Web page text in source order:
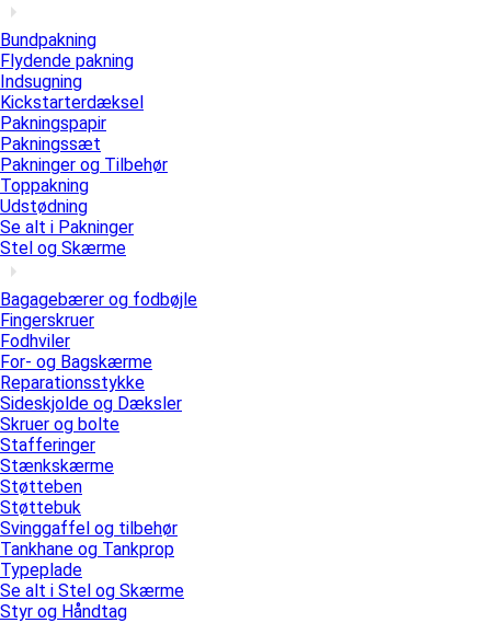
Bundpakning
Flydende pakning
Indsugning
Kickstarterdæksel
Pakningspapir
Pakningssæt
Pakninger og Tilbehør
Toppakning
Udstødning
Se alt i Pakninger
Stel og Skærme
Bagagebærer og fodbøjle
Fingerskruer
Fodhviler
For- og Bagskærme
Reparationsstykke
Sideskjolde og Dæksler
Skruer og bolte
Stafferinger
Stænkskærme
Støtteben
Støttebuk
Svinggaffel og tilbehør
Tankhane og Tankprop
Typeplade
Se alt i Stel og Skærme
Styr og Håndtag